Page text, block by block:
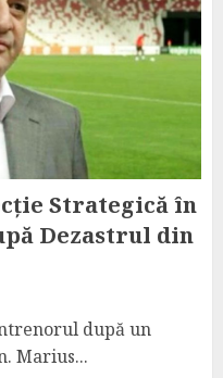
Strategică în
Dezastrul din
după un
Marius...